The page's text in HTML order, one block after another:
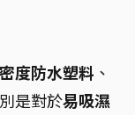
度防水塑料 、
是對於易吸濕